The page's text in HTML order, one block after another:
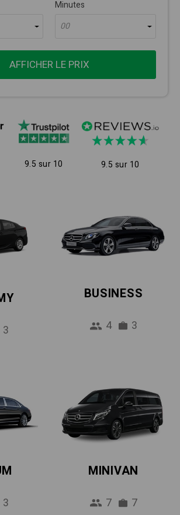
Minutes
00
AFFICHER LE PRIX
9.5 sur 10 9.5 sur 10
3
BUSINESS
4 3
3
MINIVAN
7 7